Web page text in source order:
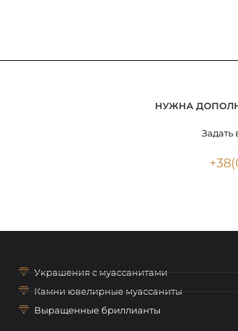
НУЖНА
Задать
Украшения с муассанитами
Камни ювелирные муассаниты
Выращенные бриллианты